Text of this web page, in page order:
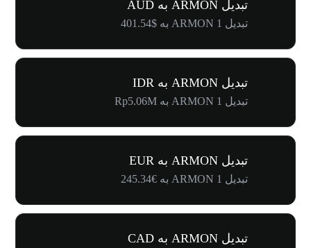
تبدیل ARMON به AUD
تبدیل 1 ARMON به $401.54
تبدیل ARMON به IDR
تبدیل 1 ARMON به Rp5.06M
تبدیل ARMON به EUR
تبدیل 1 ARMON به €245.34
تبدیل ARMON به CAD